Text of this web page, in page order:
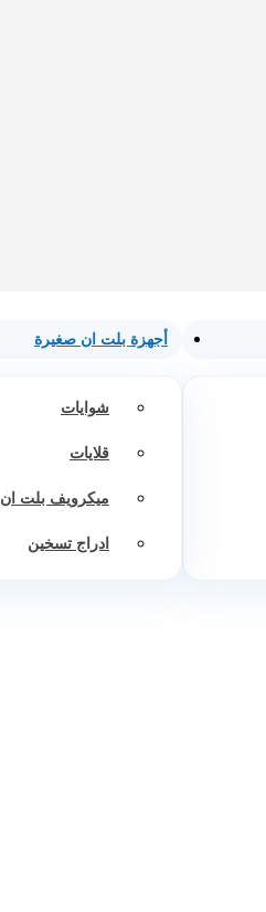
أجهزة بلت ان صغيرة
شوايات
قلايات
ميكرويف بلت ان
ادراج تسخين